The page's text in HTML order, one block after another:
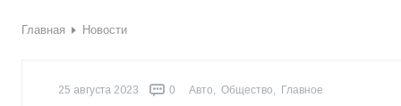
Главная Новости
25 августа 2023 0 Авто, Общество, Главное